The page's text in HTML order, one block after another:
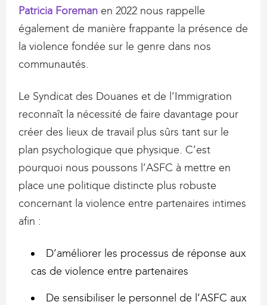
Patricia Foreman en 2022 nous rappelle
également de manière frappante la présence de
la violence fondée sur le genre dans nos
communautés.
Le Syndicat des Douanes et de l’Immigration
reconnaît la nécessité de faire davantage pour
créer des lieux de travail plus sûrs tant sur le
plan psychologique que physique. C’est
pourquoi nous poussons l’ASFC à mettre en
place une politique distincte plus robuste
concernant la violence entre partenaires intimes
afin :
D’améliorer les processus de réponse aux
cas de violence entre partenaires
De sensibiliser le personnel de l’ASFC aux